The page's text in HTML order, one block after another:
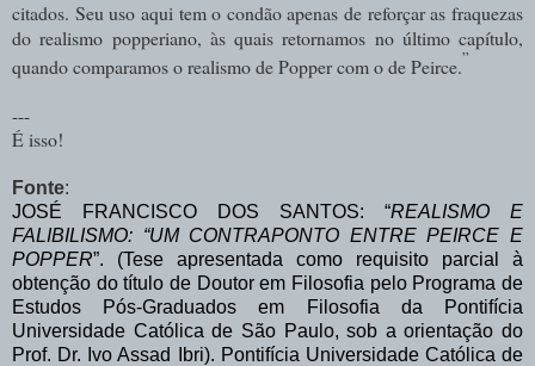
citados. Seu uso aqui tem o condão apenas de reforçar as fraquezas
do realismo popperiano, às quais retornamos no último capítulo,
quando comparamos o realismo de Popper com o de Peirce.”
---
É isso!
Fonte:
JOSÉ FRANCISCO DOS SANTOS: “REALISMO E
FALIBILISMO: “UM CONTRAPONTO ENTRE PEIRCE E
POPPER”. (Tese apresentada como requisito parcial à
obtenção do título de Doutor em Filosofia pelo Programa de
Estudos Pós-Graduados em Filosofia da Pontifícia
Universidade Católica de São Paulo, sob a orientação do
Prof. Dr. Ivo Assad Ibri). Pontifícia Universidade Católica de